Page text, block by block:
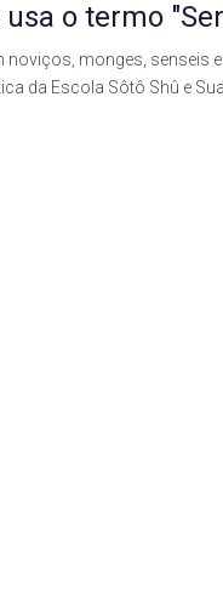
o termo
noviços, monges, senseis
da Escola Sôtô Shû e